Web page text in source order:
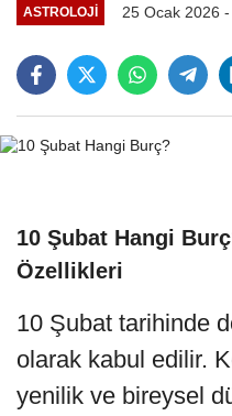
ASTROLOJI 25 Ocak 2026
10 Şubat Hangi
Özellikleri
10 Şubat tarihinde
olarak kabul edilir.
yenilik ve bireysel